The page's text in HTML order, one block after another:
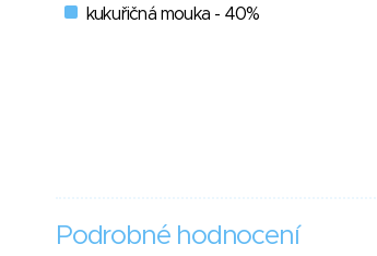
kukuřičná mouka - 40%
Podrobné hodnocení